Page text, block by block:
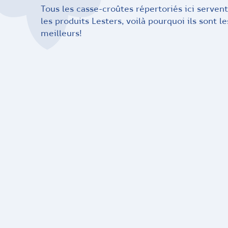
Tous les casse-croûtes répertoriés ici servent
les produits Lesters, voilà pourquoi ils sont
meilleurs!